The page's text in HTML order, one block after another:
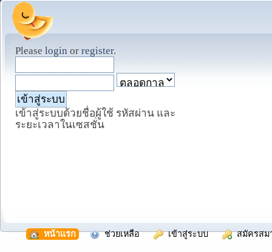
Please login or register.
เข้าสู่ระบบด้วยชื่อผู้ใช้ รหัสผ่าน และ
ระยะเวลาในเซสชั่น
หน้าแรก ช่วยเหลือ เข้าสู่ระบบ สมัครสม